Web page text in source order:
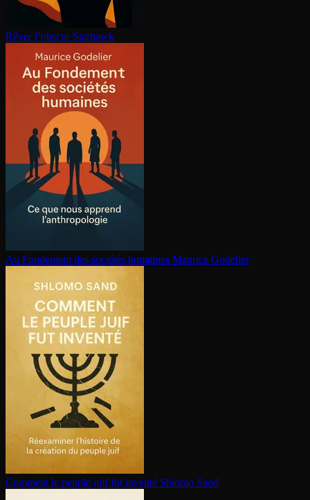
Rêver l’obscur Starhawk
Au Fondement des sociétés humaines Maurice Godelier
Comment le peuple juif fut inventé Shlomo Sand